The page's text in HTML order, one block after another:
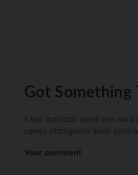
Got Something
Il tuo indirizzo email non sarà
campi obbligatori sono
Your comment